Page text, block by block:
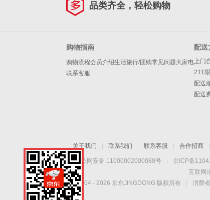
品类齐全，轻松购物
购物指南
购物流程会员介绍生活旅行/团购常见问题大家电
联系客服
配送
上门
211
配送
配送
关于我们 联系我们 联系客服 合作招商
京公网安备 11000002000088号 京ICP备
互联网
Copyright © 2004 - 2026 京东JINGDONG 版权所有 消费